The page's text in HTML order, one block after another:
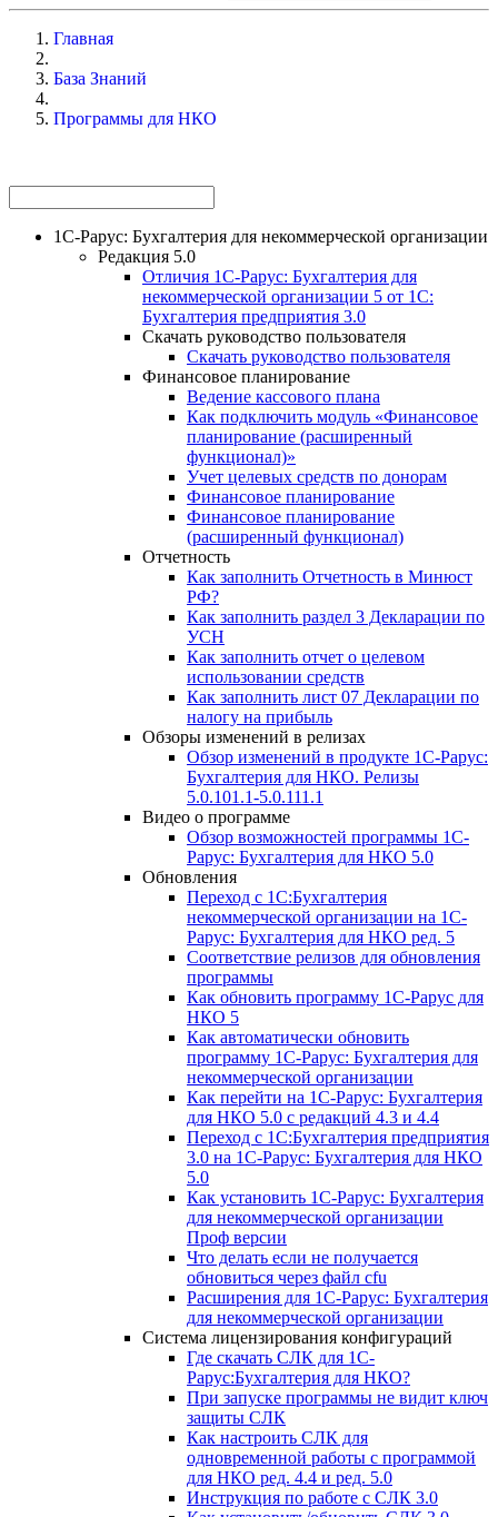
Главная
База Знаний
Программы для НКО
1С-Рарус: Бухгалтерия для некоммерческой организации
Редакция 5.0
Отличия 1С-Рарус: Бухгалтерия для
некоммерческой организации 5 от 1С:
Бухгалтерия предприятия 3.0
Скачать руководство пользователя
Скачать руководство пользователя
Финансовое планирование
Ведение кассового плана
Как подключить модуль «Финансовое
планирование (расширенный
функционал)»
Учет целевых средств по донорам
Финансовое планирование
Финансовое планирование
(расширенный функционал)
Отчетность
Как заполнить Отчетность в Минюст
РФ?
Как заполнить раздел 3 Декларации по
УСН
Как заполнить отчет о целевом
использовании средств
Как заполнить лист 07 Декларации по
налогу на прибыль
Обзоры изменений в релизах
Обзор изменений в продукте 1С-Рарус:
Бухгалтерия для НКО. Релизы
5.0.101.1-5.0.111.1
Видео о программе
Обзор возможностей программы 1С-
Рарус: Бухгалтерия для НКО 5.0
Обновления
Переход с 1С:Бухгалтерия
некоммерческой организации на 1С-
Рарус: Бухгалтерия для НКО ред. 5
Соответствие релизов для обновления
программы
Как обновить программу 1С-Рарус для
НКО 5
Как автоматически обновить
программу 1С-Рарус: Бухгалтерия для
некоммерческой организации
Как перейти на 1С-Рарус: Бухгалтерия
для НКО 5.0 с редакций 4.3 и 4.4
Переход с 1С:Бухгалтерия предприятия
3.0 на 1С-Рарус: Бухгалтерия для НКО
5.0
Как установить 1С-Рарус: Бухгалтерия
для некоммерческой организации
Проф версии
Что делать если не получается
обновиться через файл cfu
Расширения для 1С-Рарус: Бухгалтерия
для некоммерческой организации
Система лицензирования конфигураций
Где скачать СЛК для 1С-
Рарус:Бухгалтерия для НКО?
При запуске программы не видит ключ
защиты СЛК
Как настроить СЛК для
одновременной работы с программой
для НКО ред. 4.4 и ред. 5.0
Инструкция по работе с СЛК 3.0